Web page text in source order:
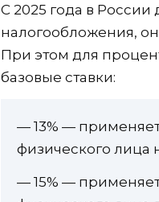
С 2025 года в России
налогообложения,
При этом для
базовые ставки:
— 13% —
физического лица
— 15% —